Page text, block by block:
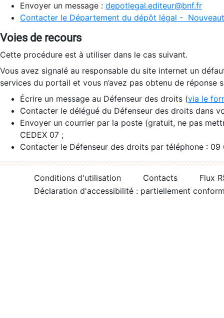
Envoyer un message : depotlegal.editeur@bnf.fr
Contacter le Département du dépôt légal -
Voies de recours
Cette procédure est à utiliser dans le cas suivant.
Vous avez signalé au responsable du site internet un
services du portail et vous n’avez pas obtenu de réponse
Écrire un message au Défenseur des droits (via le
Contacter le délégué du Défenseur des droits dans
Envoyer un courrier par la poste (gratuit, ne pas
CEDEX 07 ;
Contacter le Défenseur des droits par téléphone :
Conditions d'utilisation Contacts
Flux
Déclaration d'accessibilité : partiellement